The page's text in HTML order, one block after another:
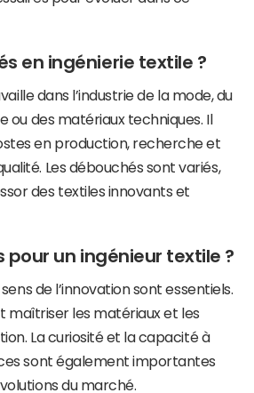
en ingénierie textile ?
dans l’industrie de la mode, du
ou des matériaux techniques. Il
en production, recherche et
Les débouchés sont variés,
des textiles innovants et
pour un ingénieur textile ?
de l’innovation sont essentiels.
maîtriser les matériaux et les
La curiosité et la capacité à
sont également importantes
du marché.